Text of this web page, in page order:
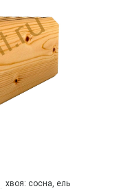
хвоя: сосна, ель